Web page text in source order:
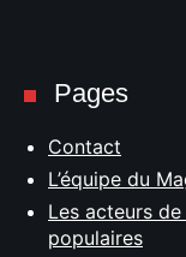
Pages
Contact
L’équipe du
Les acteurs
populaires